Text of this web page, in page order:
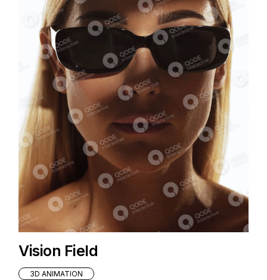
Vision Field
3D ANIMATION